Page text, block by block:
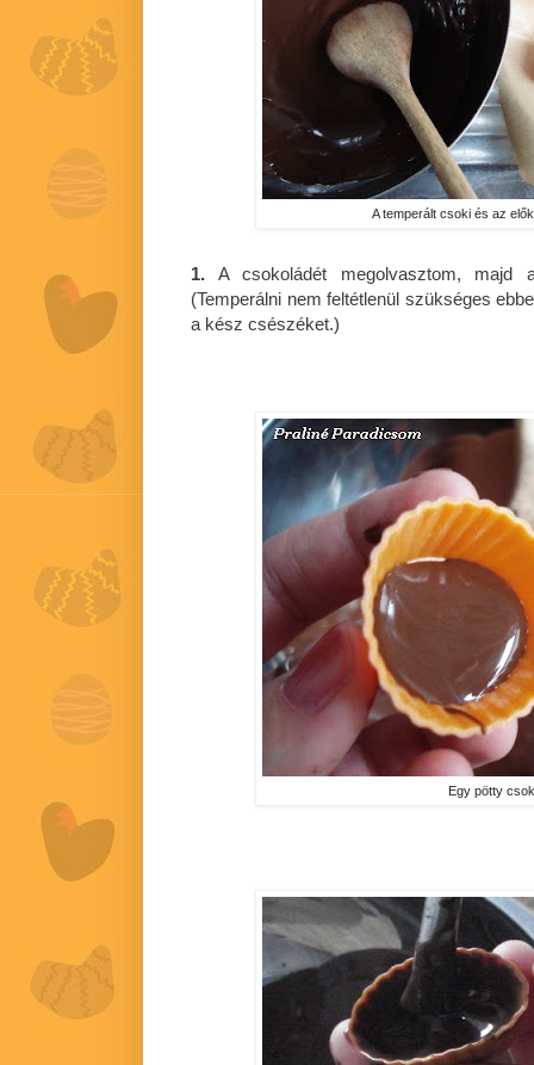
A temperált csoki és az
1. A csokoládét megolvasztom,
(Temperálni nem feltétlenül szükséges
a kész csészéket.)
Egy pötty